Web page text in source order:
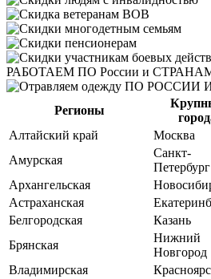
РАБОТАЕМ ПО России и
Регионы
Алтайский край
Москва
Амурская
Санкт-
Петербург
Архангельская
Астраханская
Белгородская
Казань
Брянская
Нижний
Новгород
Владимирская